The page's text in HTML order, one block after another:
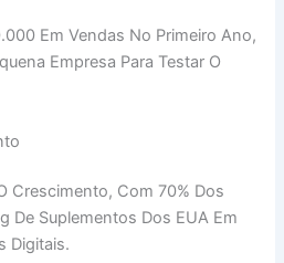
Em Vendas No Primeiro Ano,
Empresa Para Testar O
Crescimento, Com 70% Dos
De Suplementos Dos EUA Em
Digitais.